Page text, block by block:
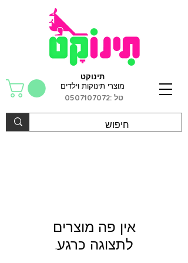
תינוקט
מוצרי תינוקות וילדים
טל :0507107072
לתצוגה כרגע.